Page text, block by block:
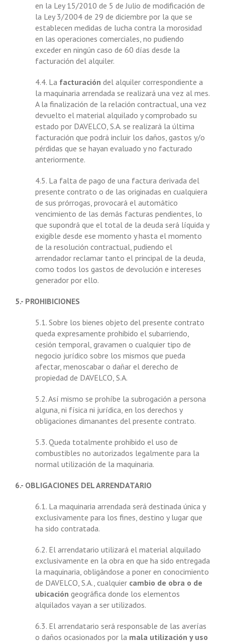
en la Ley 15/2010 de 5 de Julio de modificación de
la Ley 3/2004 de 29 de diciembre por la que se
establecen medidas de lucha contra la morosidad
en las operaciones comerciales, no pudiendo
exceder en ningún caso de 60 días desde la
facturación del alquiler.
4.4. La facturación del alquiler correspondiente a
la maquinaria arrendada se realizará una vez al mes.
A la finalización de la relación contractual, una vez
devuelto el material alquilado y comprobado su
estado por DAVELCO, S.A. se realizará la última
facturación que podrá incluir los daños, gastos y/o
pérdidas que se hayan evaluado y no facturado
anteriormente.
4.5. La falta de pago de una factura derivada del
presente contrato o de las originadas en cualquiera
de sus prórrogas, provocará el automático
vencimiento de las demás facturas pendientes, lo
que supondrá que el total de la deuda será líquida y
exigible desde ese momento y hasta el momento
de la resolución contractual, pudiendo el
arrendador reclamar tanto el principal de la deuda,
como todos los gastos de devolución e intereses
generador por ello.
5.- PROHIBICIONES
5.1. Sobre los bienes objeto del presente contrato
queda expresamente prohibido el subarriendo,
cesión temporal, gravamen o cualquier tipo de
negocio jurídico sobre los mismos que pueda
afectar, menoscabar o dañar el derecho de
propiedad de DAVELCO, S.A.
5.2. Así mismo se prohíbe la subrogación a persona
alguna, ni física ni jurídica, en los derechos y
obligaciones dimanantes del presente contrato.
5.3. Queda totalmente prohibido el uso de
combustibles no autorizados legalmente para la
normal utilización de la maquinaria.
6.- OBLIGACIONES DEL ARRENDATARIO
6.1. La maquinaria arrendada será destinada única y
exclusivamente para los fines, destino y lugar que
ha sido contratada.
6.2. El arrendatario utilizará el material alquilado
exclusivamente en la obra en que ha sido entregada
la maquinaria, obligándose a poner en conocimiento
de DAVELCO, S.A., cualquier cambio de obra o de
ubicación geográfica donde los elementos
alquilados vayan a ser utilizados.
6.3. El arrendatario será responsable de las averías
o daños ocasionados por la mala utilización y uso